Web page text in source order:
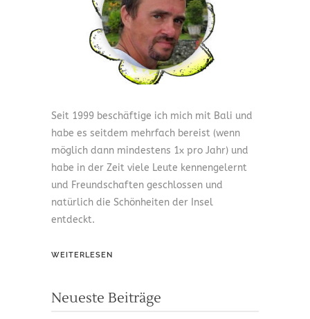
Seit 1999 beschäftige ich mich mit Bali und
habe es seitdem mehrfach bereist (wenn
möglich dann mindestens 1x pro Jahr) und
habe in der Zeit viele Leute kennengelernt
und Freundschaften geschlossen und
natürlich die Schönheiten der Insel
entdeckt.
WEITERLESEN
Neueste Beiträge